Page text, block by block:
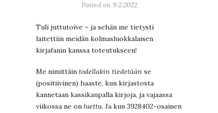
Posted on 9.2.2022
Tuli juttutoive – ja sehän me tietysti
laitettiin meidän kolmasluokkalaisen
kirjafanin kanssa toteutukseen!
Me nimittäin todellakin tiedetään se
(positiivinen) haaste, kun kirjastosta
kannetaan kassikaupalla kirjoja, ja vajaassa
viikossa ne on luettu. Ja kun 3928402-osainen